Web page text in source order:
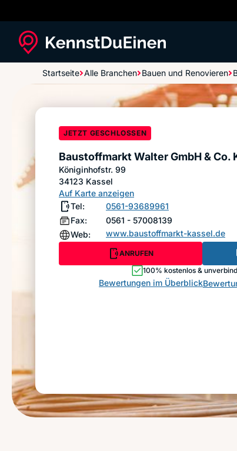
Startseite Alle Branchen Bauen und Renovieren
Baustoffmarkt Walter GmbH & Co. KG
JETZT GESCHLOSSEN
Baustoffmarkt Walter GmbH & Co.
Königinhofstr. 99
34123 Kassel
Auf Karte anzeigen
Tel:
0561-93689961
Fax:
0561 - 57008139
Web:
www.baustoffmarkt-kassel.de
ANRUFEN
100% kostenlos &
Bewertungen im Überblick